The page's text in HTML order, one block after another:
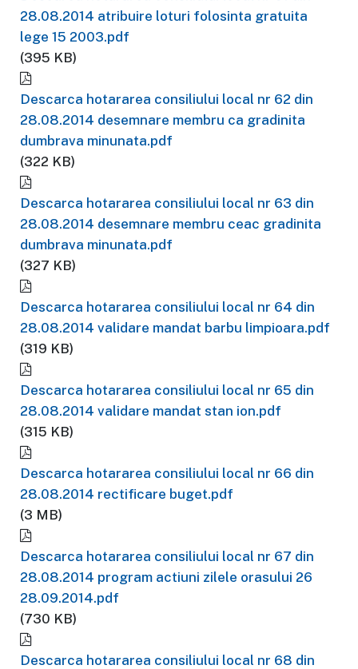
28.08.2014 atribuire loturi folosinta gratuita
lege 15 2003.pdf
(395 KB)
Descarca hotararea consiliului local nr 62 din
28.08.2014 desemnare membru ca gradinita
dumbrava minunata.pdf
(322 KB)
Descarca hotararea consiliului local nr 63 din
28.08.2014 desemnare membru ceac gradinita
dumbrava minunata.pdf
(327 KB)
Descarca hotararea consiliului local nr 64 din
28.08.2014 validare mandat barbu limpioara.pdf
(319 KB)
Descarca hotararea consiliului local nr 65 din
28.08.2014 validare mandat stan ion.pdf
(315 KB)
Descarca hotararea consiliului local nr 66 din
28.08.2014 rectificare buget.pdf
(3 MB)
Descarca hotararea consiliului local nr 67 din
28.08.2014 program actiuni zilele orasului 26
28.09.2014.pdf
(730 KB)
Descarca hotararea consiliului local nr 68 din